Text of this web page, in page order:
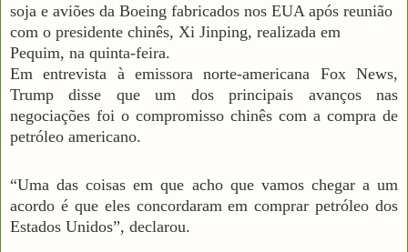
soja e aviões da Boeing fabricados nos EUA após reunião
com o presidente chinês, Xi Jinping, realizada em
Pequim, na quinta-feira.
Em entrevista à emissora norte-americana Fox News,
Trump disse que um dos principais avanços nas
negociações foi o compromisso chinês com a compra de
petróleo americano.
“Uma das coisas em que acho que vamos chegar a um
acordo é que eles concordaram em comprar petróleo dos
Estados Unidos”, declarou.